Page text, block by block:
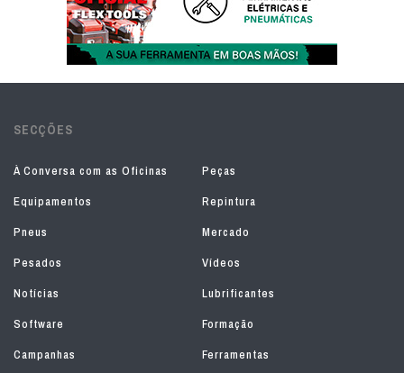
SECÇÕES
À Conversa com as Oficinas
Peças
Equipamentos
Repintura
Pneus
Mercado
Pesados
Vídeos
Notícias
Lubrificantes
Software
Formação
Campanhas
Ferramentas